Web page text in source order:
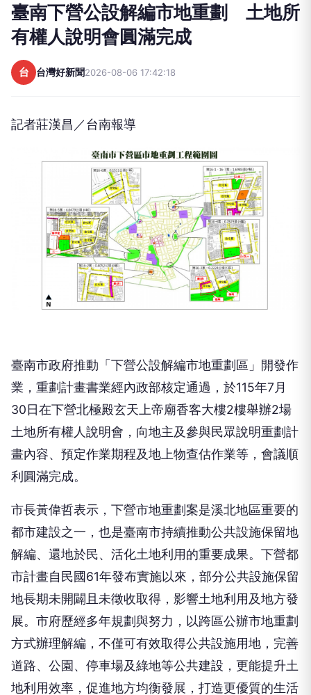
臺南下營公設解編市地重劃 土地所
有權人說明會圓滿完成
台 台灣好新聞2026-08-06 17:42:18
記者莊漢昌／台南報導
臺南市政府推動「下營公設解編市地重劃區」開發作
業，重劃計畫書業經內政部核定通過，於115年7月
30日在下營北極殿玄天上帝廟香客大樓2樓舉辦2場
土地所有權人說明會，向地主及參與民眾說明重劃計
畫內容、預定作業期程及地上物查估作業等，會議順
利圓滿完成。
市長黃偉哲表示，下營市地重劃案是溪北地區重要的
都市建設之一，也是臺南市持續推動公共設施保留地
解編、還地於民、活化土地利用的重要成果。下營都
市計畫自民國61年發布實施以來，部分公共設施保留
地長期未開闢且未徵收取得，影響土地利用及地方發
展。市府歷經多年規劃與努力，以跨區公辦市地重劃
方式辦理解編，不僅可有效取得公共設施用地，完善
道路、公園、停車場及綠地等公共建設，更能提升土
地利用效率，促進地方均衡發展，打造更優質的生活